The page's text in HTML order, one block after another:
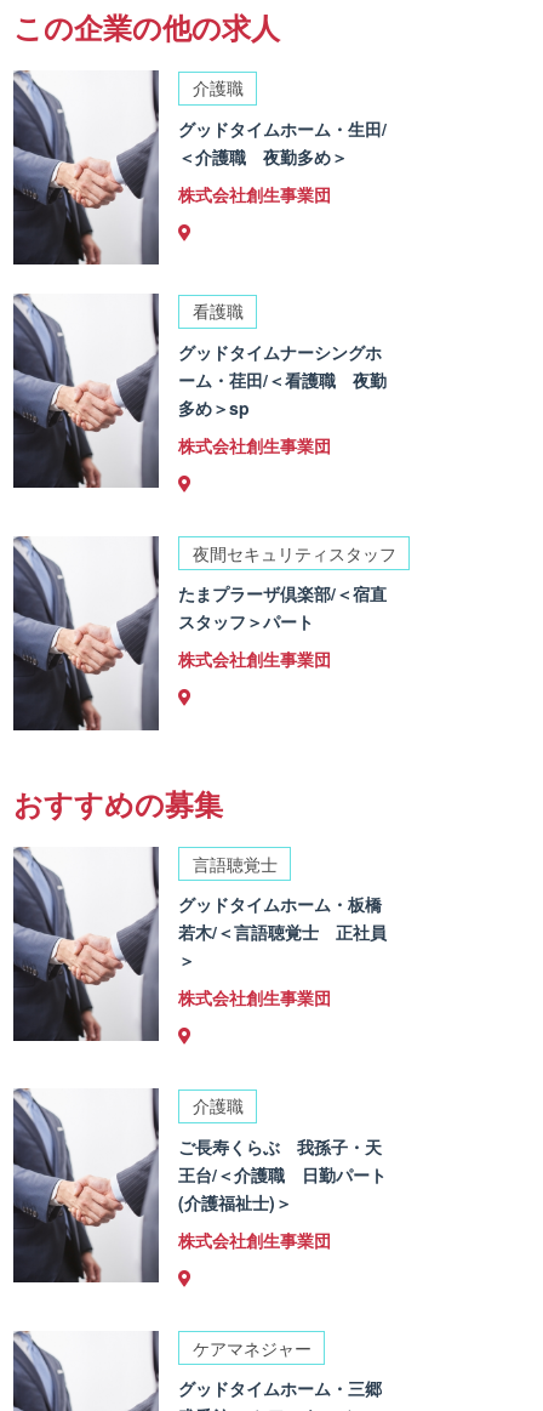
この企業の他の求人
介護職
グッドタイムホーム・生田/
＜介護職 夜勤多め＞
株式会社創生事業団
看護職
グッドタイムナーシングホ
ーム・荏田/＜看護職 夜勤
多め＞sp
株式会社創生事業団
夜間セキュリティスタッフ
たまプラーザ倶楽部/＜宿直
スタッフ＞パート
株式会社創生事業団
おすすめの募集
言語聴覚士
グッドタイムホーム・板橋
若木/＜言語聴覚士 正社員
＞
株式会社創生事業団
介護職
ご長寿くらぶ 我孫子・天
王台/＜介護職 日勤パート
(介護福祉士)＞
株式会社創生事業団
ケアマネジャー
グッドタイムホーム・三郷